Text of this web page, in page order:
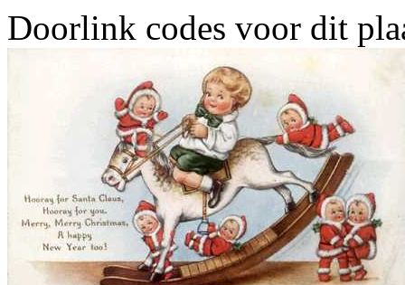
Doorlink codes voor dit